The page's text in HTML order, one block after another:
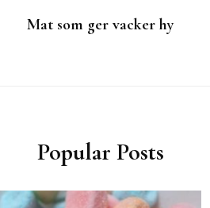
Mat som ger vacker hy
Popular Posts